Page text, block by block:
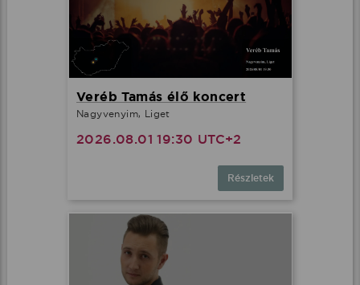
Veréb Tamás élő koncert
Nagyvenyim, Liget
2026.08.01 19:30 UTC+2
Részletek